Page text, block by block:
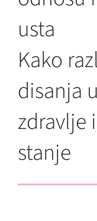
usta
Kako
disanja
zdravlje
stanje